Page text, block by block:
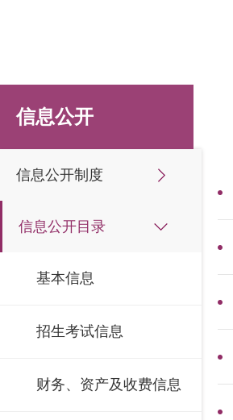
信息公开
信息公开制度
信息公开目录
基本信息
招生考试信息
财务、资产及收费信息